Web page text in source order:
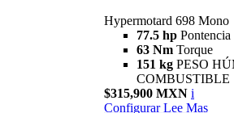
Hypermotard 698 Mono
77.5 hp Pontencia
63 Nm Torque
151 kg PESO
COMBUSTIBLE
$315,900 MXN i
Configurar Lee Mas